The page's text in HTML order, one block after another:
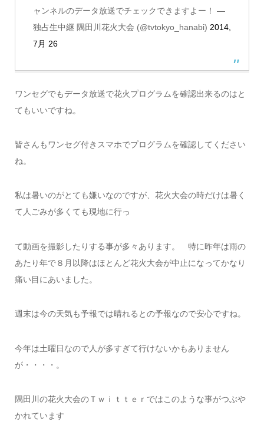
ャンネルのデータ放送でチェックできますよー！ —
独占生中継 隅田川花火大会 (@tvtokyo_hanabi) 2014,
7月 26
ワンセグでもデータ放送で花火プログラムを確認出来るのはと
てもいいですね。
皆さんもワンセグ付きスマホでプログラムを確認してください
ね。
私は暑いのがとても嫌いなのですが、花火大会の時だけは暑く
て人ごみが多くても現地に行っ
て動画を撮影したりする事が多々あります。 特に昨年は雨の
あたり年で８月以降はほとんど花火大会が中止になってかなり
痛い目にあいました。
週末は今の天気も予報では晴れるとの予報なので安心ですね。
今年は土曜日なので人が多すぎて行けないかもありません
が・・・・。
隅田川の花火大会のＴｗｉｔｔｅｒではこのような事がつぶや
かれています